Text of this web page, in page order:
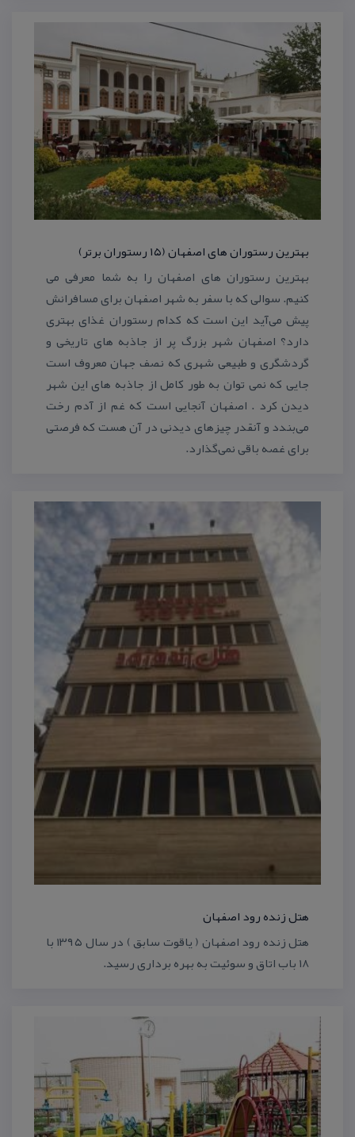
بهترین رستوران های اصفهان (۱۵ رستوران برتر)
بهترین رستوران های اصفهان را به شما معرفی می
كنیم. سوالی كه با سفر به شهر اصفهان برای مسافرانش
پیش می‌آید این است كه كدام رستوران غذای بهتری
دارد؟ اصفهان شهر بزرگ پر از جاذبه های تاریخی و
گردشگری و طبیعی شهری كه نصف جهان معروف است
جایی كه نمی توان به طور كامل از جاذبه های این شهر
دیدن كرد . اصفهان آنجایی است كه غم‌ از آدم رخت
می‌بندد و آنقدر چیزهای دیدنی در آن هست كه فرصتی
برای غصه باقی نمی‌گذارد.
هتل زنده رود اصفهان
هتل زنده رود اصفهان ( یاقوت سابق ) در سال ۱۳۹۵ با
۱۸ باب اتاق و سوئیت به بهره برداری رسید.